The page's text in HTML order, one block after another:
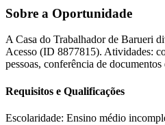
Selecione sua regiãoPara notícias da
AldeiaAldeia da SerraAldeia de
JubranBelvalBethavilleBoa
VistaCalifórniaCarapicuíbaCentro
MilitarItapevi JandiraJardim Audir
EsperançaJardim GrazielaJardim
Sobre a Oportunidade
A Casa do Trabalhador de Barueri
Acesso (ID 8877815). Atividades:
pessoas, conferência de
Requisitos e Qualificações
Escolaridade: Ensino médio